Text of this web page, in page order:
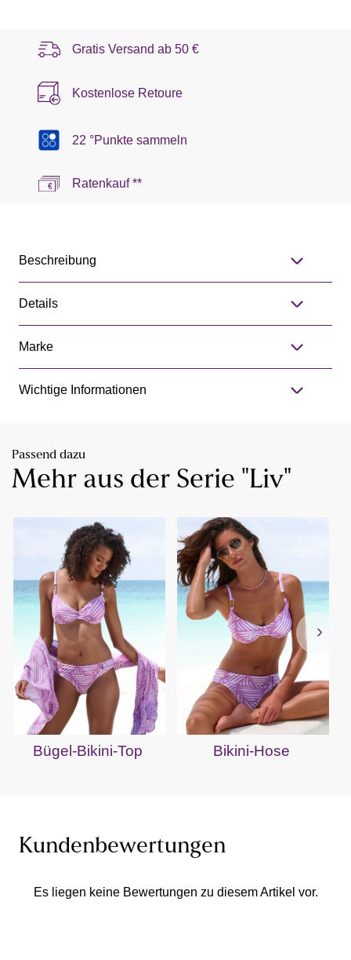
Gratis Versand ab 50 €
Kostenlose Retoure
22 °Punkte sammeln
Ratenkauf **
Beschreibung
Details
Marke
Wichtige Informationen
Passend dazu
Mehr aus der Serie "Liv"
Bügel-Bikini-Top Bikini-Hose
Kundenbewertungen
Es liegen keine Bewertungen zu diesem Artikel vor.